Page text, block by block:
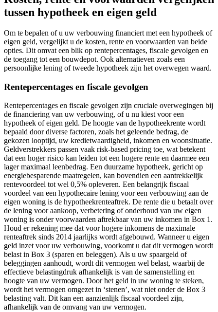
tussen hypotheek en eigen geld
Om te bepalen of u uw verbouwing financiert met een hypotheek of
eigen geld, vergelijkt u de kosten, rente en voorwaarden van beide
opties. Dit omvat een blik op rentepercentages, fiscale gevolgen en
de toegang tot een bouwdepot. Ook alternatieven zoals een
persoonlijke lening of tweede hypotheek zijn het overwegen waard.
Rentepercentages en fiscale gevolgen
Rentepercentages en fiscale gevolgen zijn cruciale overwegingen bij
de financiering van uw verbouwing, of u nu kiest voor een
hypotheek of eigen geld. De hoogte van de hypotheekrente wordt
bepaald door diverse factoren, zoals het geleende bedrag, de
gekozen looptijd, uw kredietwaardigheid, inkomen en woonsituatie.
Geldverstrekkers passen vaak risk-based pricing toe, wat betekent
dat een hoger risico kan leiden tot een hogere rente en daarmee een
lager maximaal leenbedrag. Een duurzame hypotheek, gericht op
energiebesparende maatregelen, kan bovendien een aantrekkelijk
rentevoordeel tot wel 0,5% opleveren. Een belangrijk fiscaal
voordeel van een hypothecaire lening voor een verbouwing aan de
eigen woning is de hypotheekrenteaftrek. De rente die u betaalt over
de lening voor aankoop, verbetering of onderhoud van uw eigen
woning is onder voorwaarden aftrekbaar van uw inkomen in Box 1.
Houd er rekening mee dat voor hogere inkomens de maximale
renteaftrek sinds 2014 jaarlijks wordt afgebouwd. Wanneer u eigen
geld inzet voor uw verbouwing, voorkomt u dat dit vermogen wordt
belast in Box 3 (sparen en beleggen). Als u uw spaargeld of
beleggingen aanhoudt, wordt dit vermogen wel belast, waarbij de
effectieve belastingdruk afhankelijk is van de samenstelling en
hoogte van uw vermogen. Door het geld in uw woning te steken,
wordt het vermogen omgezet in ‘stenen’, wat niet onder de Box 3
belasting valt. Dit kan een aanzienlijk fiscaal voordeel zijn,
afhankelijk van de omvang van uw vermogen.